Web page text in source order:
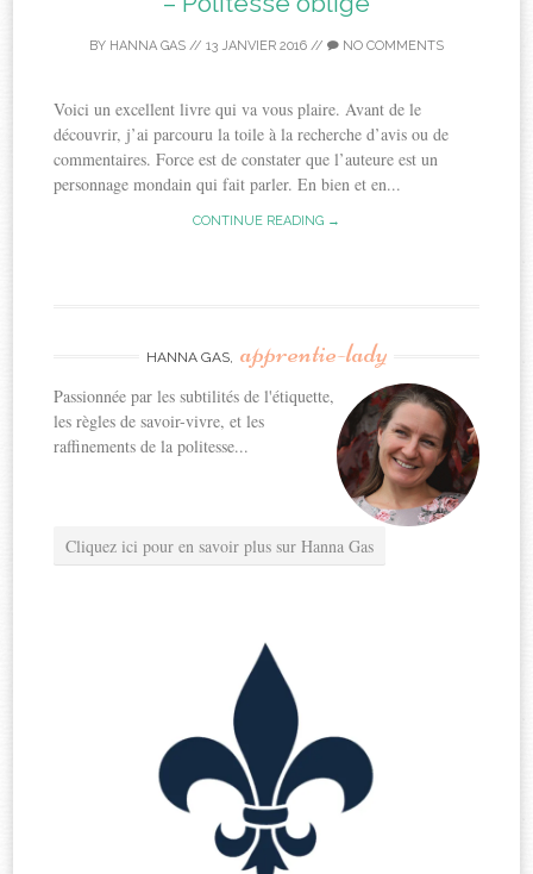
BY HANNA GAS // 13 JANVIER 2016 // NO COMMENTS
Voici un excellent livre qui va vous plaire. Avant de le
découvrir, j’ai parcouru la toile à la recherche d’avis ou de
commentaires. Force est de constater que l’auteure est un
personnage mondain qui fait parler. En bien et en...
CONTINUE READING →
HANNA GAS, apprentie-lady
Passionnée par les subtilités de l'étiquette,
les règles de savoir-vivre, et les
raffinements de la politesse...
Cliquez ici pour en savoir plus sur Hanna Gas